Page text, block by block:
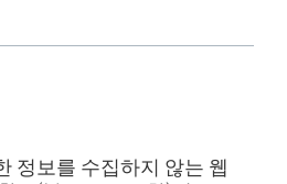
정보를 수집하지 않는 웹